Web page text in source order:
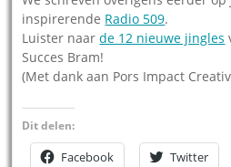
inspirerende Radio 509.
Luister naarde 12 nieuwe jingles
Succes Bram!
(Met dank aan Pors Impact
Dit delen:
Facebook Twitter